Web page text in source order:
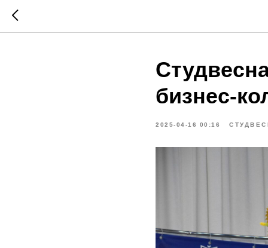
бизнес-
2025-04-16 00:16